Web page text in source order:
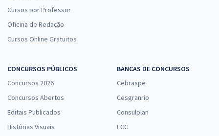
Cursos por Professor
Oficina de Redação
Cursos Online Gratuitos
CONCURSOS PÚBLICOS
Concursos 2026
Concursos Abertos
Editais Publicados
Histórias Visuais
BANCAS DE CONCURSOS
Cebraspe
Cesgranrio
Consulplan
FCC